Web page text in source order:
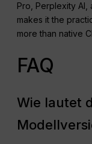
Pro, Perplexity
makes it the
more than native
FAQ
Wie lautet